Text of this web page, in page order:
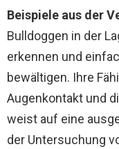
Beispiele aus der
Bulldoggen in der
erkennen und
bewältigen. Ihre
Augenkontakt und
weist auf eine
der Untersuchung